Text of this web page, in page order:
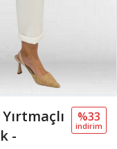
-
%33
i̇ndi̇ri̇m